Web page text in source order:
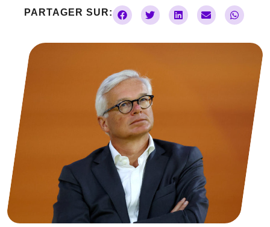
PARTAGER SUR: